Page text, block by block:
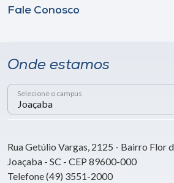
Fale Conosco
Onde estamos
Selecione o campus
Rua Getúlio Vargas, 2125 - Bairro Flor
Joaçaba - SC - CEP 89600-000
Telefone (49) 3551-2000